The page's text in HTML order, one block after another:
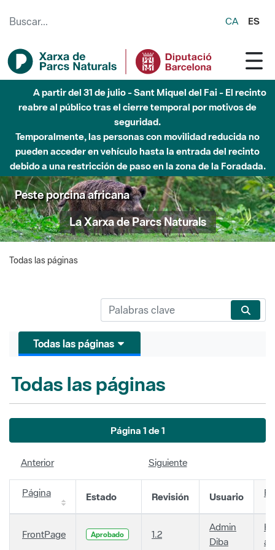
CA ES
A partir del 31 de julio - Sant Miquel del Fai - El recinto
reabre al público tras el cierre temporal por motivos de
seguridad.
Temporalmente, las personas con movilidad reducida no
pueden acceder en vehículo hasta la entrada del recinto
debido a una restricción de paso en la zona de la Foradada.
Peste porcina africana
La Xarxa de Parcs Naturals
Todas las páginas
Todas las páginas
Todas las páginas
Página 1 de 1
Anterior Siguiente
Página Estado Revisión Usuario
FrontPage Aprobado 1.2
Admin
Diba